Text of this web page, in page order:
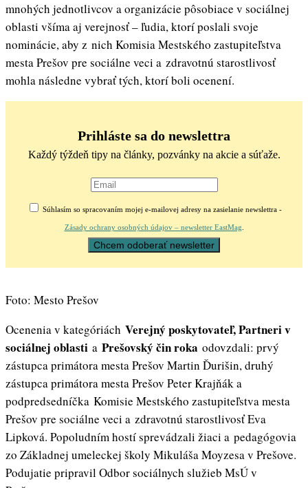
mnohých jednotlivcov a organizácie pôsobiace v sociálnej
oblasti všíma aj verejnosť – ľudia, ktorí poslali svoje
nominácie, aby z nich Komisia Mestského zastupiteľstva
mesta Prešov pre sociálne veci a zdravotnú starostlivosť
mohla následne vybrať tých, ktorí boli ocenení.
Prihláste sa do newslettra
Každý týždeň tipy na články, pozvánky na akcie a súťaže.
Súhlasím so spracovaním mojej e-mailovej adresy na zasielanie newslettra -
Zásady ochrany osobných údajov – newsletter EastMag
Foto: Mesto Prešov
Ocenenia v kategóriách Verejný poskytovateľ, Partneri v
sociálnej oblasti a Prešovský čin roka odovzdali: prvý
zástupca primátora mesta Prešov Martin Ďurišin, druhý
zástupca primátora mesta Prešov Peter Krajňák a
podpredsedníčka Komisie Mestského zastupiteľstva mesta
Prešov pre sociálne veci a zdravotnú starostlivosť Eva
Lipková. Popoludním hostí sprevádzali žiaci a pedagógovia
zo Základnej umeleckej školy Mikuláša Moyzesa v Prešove.
Podujatie pripravil Odbor sociálnych služieb MsÚ v